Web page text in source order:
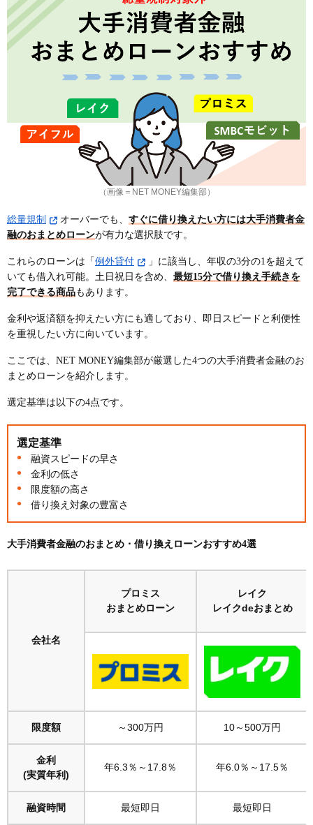
（画像＝NET MONEY編集部）
総量規制 オーバーでも、 すぐに借り換えたい方には大手消費者金
融のおまとめローンが有力な選択肢です。
これらのローンは「 例外貸付
」に該当し、年収の3分の1を超えて
いても借入れ可能。土日祝日を含め、 最短15分で借り換え手続きを
完了できる商品もあります。
金利や返済額を抑えたい方にも適しており、即日スピードと利便性
を重視したい方に向いています。
ここでは、NET MONEY編集部が厳選した4つの大手消費者金融のお
まとめローンを紹介します。
選定基準は以下の4点です。
選定基準
融資スピードの早さ
金利の低さ
限度額の高さ
借り換え対象の豊富さ
大手消費者金融のおまとめ・借り換えローンおすすめ4選
会社名
プロミス
おまとめローン
レイク
レイクdeおまとめ
限度額 ～300万円 10～500万円
金利
(実質年利)
年6.3％～17.8％ 年6.0％～17.5％
融資時間 最短即日 最短即日